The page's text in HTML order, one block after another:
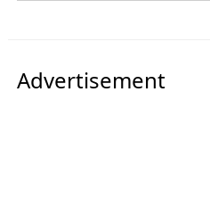
Advertisement